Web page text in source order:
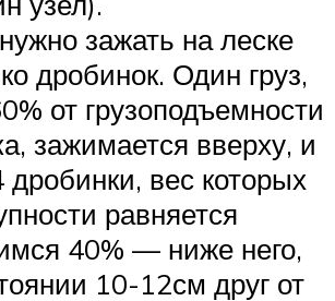
зажать на леске
дробинок. Один груз,
от грузоподъемности
зажимается вверху, и
вес которых
равняется
40% — ниже него,
10-12см друг от